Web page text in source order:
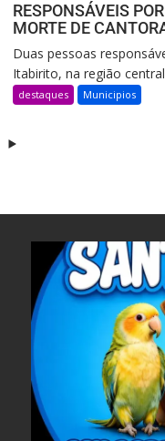
RESPONSÁVEIS
MORTE DE
Duas pessoas
Itabirito, na região
destaques Municipios